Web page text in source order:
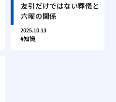
友引だけではない葬儀と
六曜の関係
2025.10.13
知識